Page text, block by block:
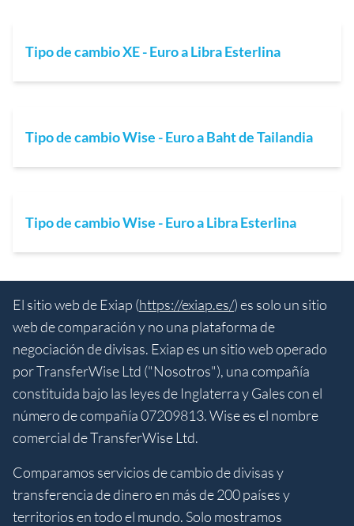
Tipo de cambio XE - Euro a Libra Esterlina
Tipo de cambio Wise - Euro a Baht de Tailandia
Tipo de cambio Wise - Euro a Libra Esterlina
El sitio web de Exiap (https://exiap.es/) es solo un sitio
web de comparación y no una plataforma de
negociación de divisas. Exiap es un sitio web operado
por TransferWise Ltd ("Nosotros"), una compañía
constituida bajo las leyes de Inglaterra y Gales con el
número de compañía 07209813. Wise es el nombre
comercial de TransferWise Ltd.
Comparamos servicios de cambio de divisas y
transferencia de dinero en más de 200 países y
territorios en todo el mundo. Solo mostramos